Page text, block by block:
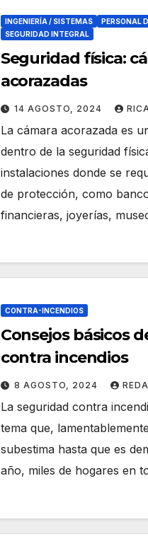
INGENIERÍA / SISTEMAS
PERSONAL
SEGURIDAD INTEGRAL
Seguridad física:
acorazadas
14 AGOSTO, 2024
La cámara acorazada es
dentro de la seguridad
instalaciones donde se
de protección, como
financieras, joyerías,
CONTRA-INCENDIOS
Consejos básicos
contra incendios
8 AGOSTO, 2024
La seguridad contra
tema que,
subestima hasta que es
año, miles de hogares en